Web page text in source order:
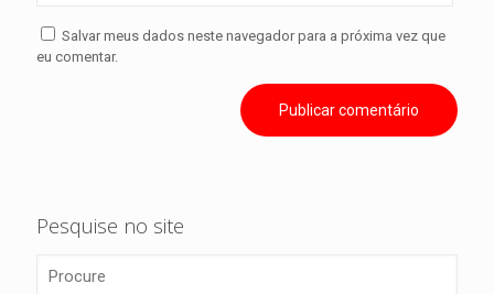
Salvar meus dados neste navegador para a próxima vez que
eu comentar.
Pesquise no site